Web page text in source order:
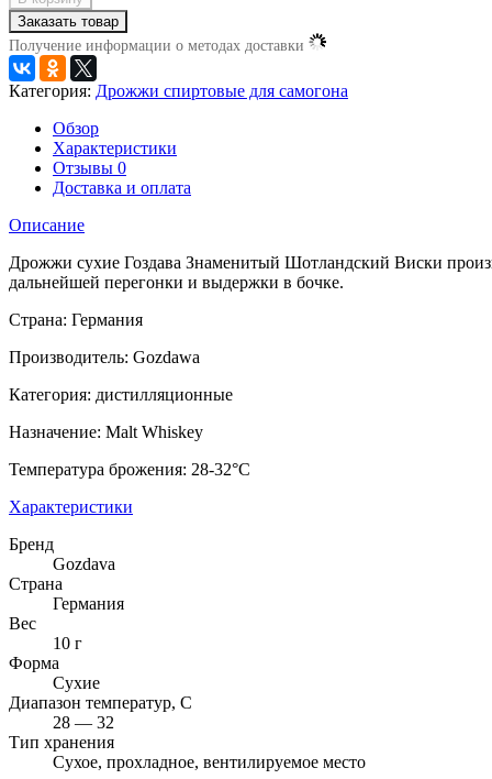
Заказать товар
Получение информации о методах доставки
Категория: Дрожжи спиртовые для самогона
Обзор
Характеристики
Отзывы 0
Доставка и оплата
Описание
Дрожжи сухие Гоздава Знаменитый Шотландский Виски
дальнейшей перегонки и выдержки в бочке.
Страна: Германия
Производитель: Gozdawa
Категория: дистилляционные
Назначение: Malt Whiskey
Температура брожения: 28-32°C
Характеристики
Бренд
Gozdava
Страна
Германия
Вес
10 г
Форма
Сухие
Диапазон температур, C
28 — 32
Тип хранения
Сухое, прохладное, вентилируемое место